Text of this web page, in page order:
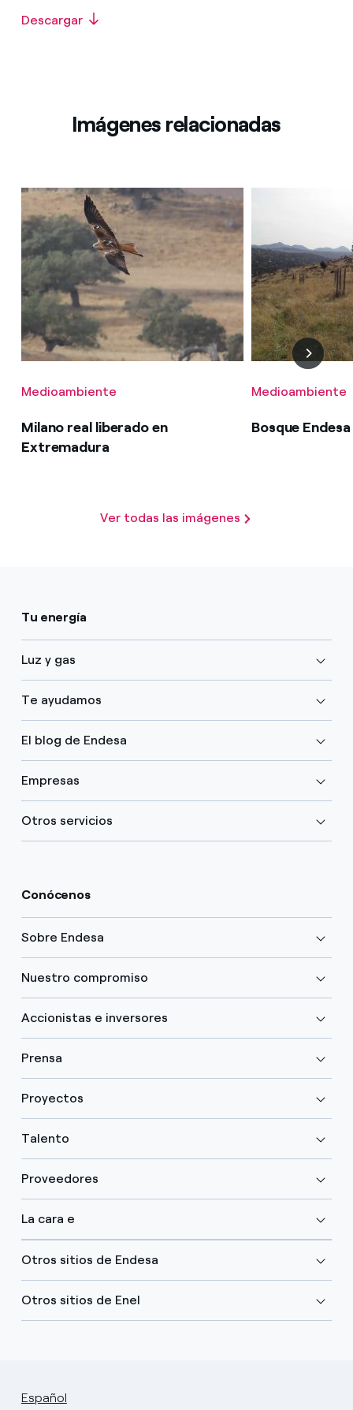
Descargar
Imágenes relacionadas
Medioambiente
Milano real liberado en
Extremadura
Medioambiente
Bosque
Ver todas las imágenes
Tu energía
Luz y gas
Te ayudamos
El blog de Endesa
Empresas
Otros servicios
Conócenos
Sobre Endesa
Nuestro compromiso
Accionistas e inversores
Prensa
Proyectos
Talento
Proveedores
La cara e
Otros sitios de Endesa
Otros sitios de Enel
Español